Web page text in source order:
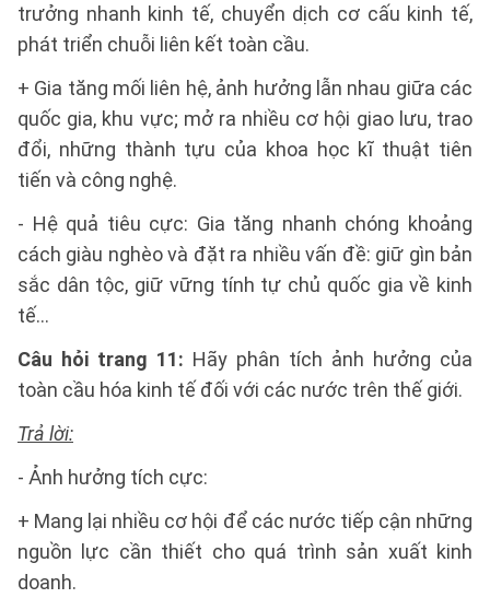
trưởng nhanh kinh tế, chuyển dịch cơ cấu kinh tế,
phát triển chuỗi liên kết toàn cầu.
+ Gia tăng mối liên hệ, ảnh hưởng lẫn nhau giữa các
quốc gia, khu vực; mở ra nhiều cơ hội giao lưu, trao
đổi, những thành tựu của khoa học kĩ thuật tiên
tiến và công nghệ.
- Hệ quả tiêu cực: Gia tăng nhanh chóng khoảng
cách giàu nghèo và đặt ra nhiều vấn đề: giữ gìn bản
sắc dân tộc, giữ vững tính tự chủ quốc gia về kinh
tế…
Câu hỏi trang 11: Hãy phân tích ảnh hưởng của
toàn cầu hóa kinh tế đối với các nước trên thế giới.
Trả lời:
- Ảnh hưởng tích cực:
+ Mang lại nhiều cơ hội để các nước tiếp cận những
nguồn lực cần thiết cho quá trình sản xuất kinh
doanh.